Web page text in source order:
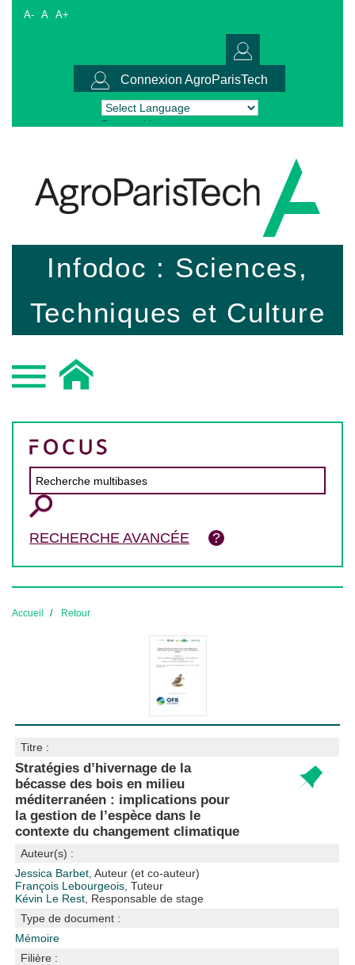
A- A A+
Connexion AgroParisTech
Powered by Translate
Infodoc : Sciences,
Techniques et Culture
RECHERCHE AVANCÉE
Accueil Retour
Titre :
Stratégies d’hivernage de la
bécasse des bois en milieu
méditerranéen : implications pour
la gestion de l’espèce dans le
contexte du changement climatique
Auteur(s) :
Jessica Barbet , Auteur (et co-auteur)
François Lebourgeois , Tuteur
Kévin Le Rest , Responsable de stage
Type de document :
Mémoire
Filière :